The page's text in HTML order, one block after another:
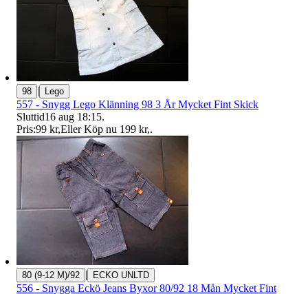
98 | Lego
557 - Snygg Lego Klänning 98 3 År Mycket Fint Skick
Sluttid16 aug 18:15.
Pris:99 kr,Eller Köp nu 199 kr,.
80 (9-12 M)/92 | ECKO UNLTD
556 - Snygga Eckö Jeans Byxor 80/92 18 Mån Mycket Fint